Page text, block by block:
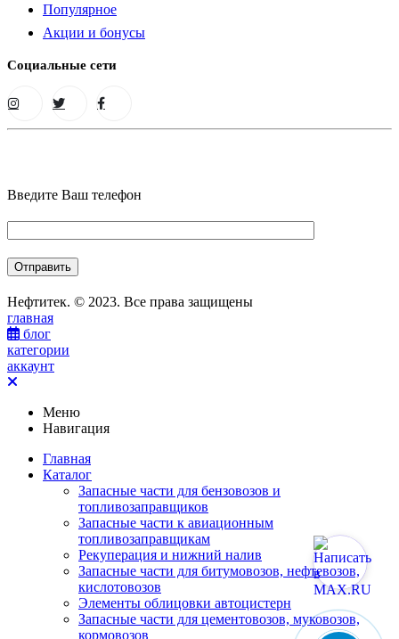
Популярное
Акции и бонусы
Социальные сети
Введите Ваш телефон
Нефтитек. © 2023. Все права защищены
главная
блог
категории
аккаунт
Меню
Навигация
Главная
Каталог
Запасные части для бензовозов и
топливозаправщиков
Запасные части к авиационным
топливозаправщикам
Рекуперация и нижний налив
Запасные части для битумовозов, нефтевозов,
кислотовозов
Элементы облицовки автоцистерн
Запасные части для цементовозов, муковозов,
кормовозов